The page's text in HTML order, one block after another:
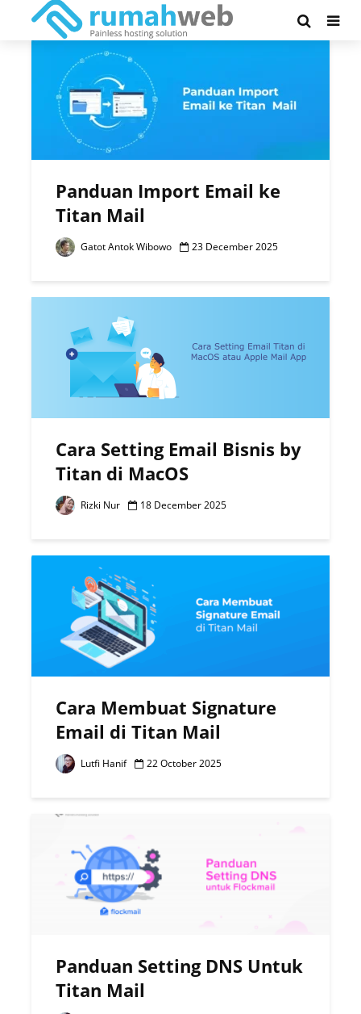
Tag - email bisnis
Panduan Import Email ke
Titan Mail
Gatot Antok Wibowo 23 December 2025
Cara Setting Email Bisnis by
Titan di MacOS
Rizki Nur 18 December 2025
Cara Membuat Signature
Email di Titan Mail
Lutfi Hanif 22 October 2025
Panduan Setting DNS Untuk
Titan Mail